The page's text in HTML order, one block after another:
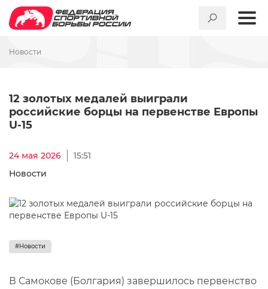
Новости
12 золотых медалей выиграли
российские борцы на первенстве Европы
U-15
24 мая 2026
15:51
Новости
#Новости
В Самокове (Болгария) завершилось первенство